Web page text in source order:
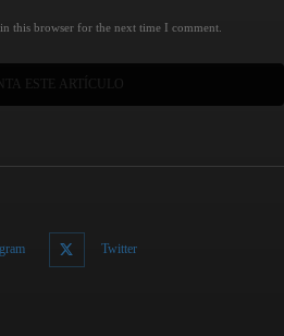
this browser for the next time I comment.
Twitter